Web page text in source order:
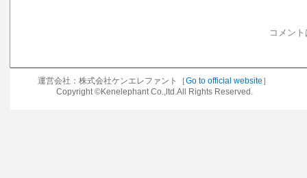
コメン
運営会社：株式会社ケンエレファント［Go to official website ］
Copyright ©Kenelephant Co.,ltd.All Rights Reserved.